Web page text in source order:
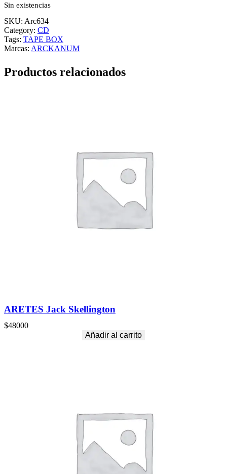
Sin existencias
SKU: Arc634
Category: CD
Tags: TAPE BOX
Marcas: ARCKANUM
Productos relacionados
ARETES Jack Skellington
$48000
Añadir al carrito